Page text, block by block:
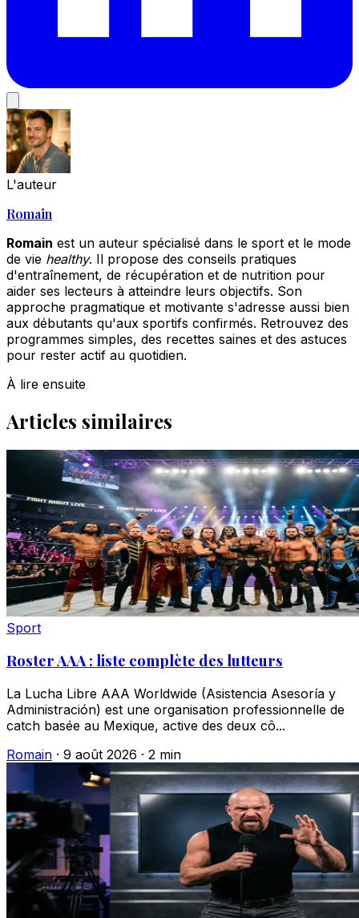
L'auteur
Romain
Romain est un auteur spécialisé dans le sport et le mode
de vie healthy. Il propose des conseils pratiques
d'entraînement, de récupération et de nutrition pour
aider ses lecteurs à atteindre leurs objectifs. Son
approche pragmatique et motivante s'adresse aussi bien
aux débutants qu'aux sportifs confirmés. Retrouvez des
programmes simples, des recettes saines et des astuces
pour rester actif au quotidien.
À lire ensuite
Articles similaires
Sport
Roster AAA : liste complète des lutteurs
La Lucha Libre AAA Worldwide (Asistencia Asesoría y
Administración) est une organisation professionnelle de
catch basée au Mexique, active des deux cô...
Romain · 9 août 2026 · 2 min